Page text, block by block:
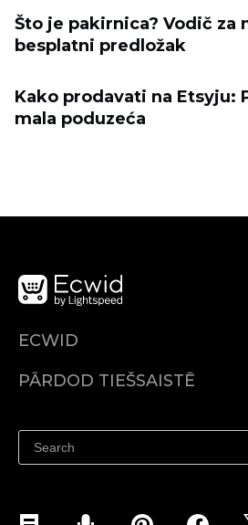
Što je pakirnica? Vodič za
besplatni predložak
Kako prodavati na Etsyju:
mala poduzeća
ECWID
Izcenojumi
PĀRDOD TIEŠSAISTĒ
Pārdod Facebook
Pārdod Instagram